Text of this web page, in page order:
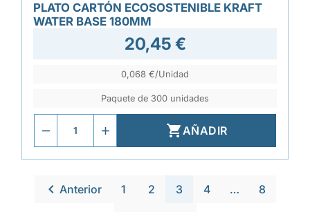
PLATO CARTÓN ECOSOSTENIBLE KRAFT
WATER BASE 180MM
20,45 €
0,068 €/Unidad
Paquete de 300 unidades
AÑADIR
 Anterior 1 2 3 4 …
8